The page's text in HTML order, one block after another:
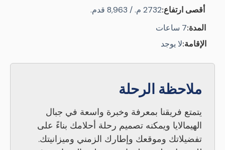
أقصى ارتفاع:2732 م. / 8,963 قدم.
المدة:7 ساعات
الإقامة:لا يوجد
ملاحظة الرحلة
يتمتع فريقنا بمعرفة وخبرة واسعة في جبال
الهيمالايا ويمكنه تصميم رحلة أحلامك بناءً على
تفضيلاتك وموقعك وإطارك الزمني وميزانيتك.